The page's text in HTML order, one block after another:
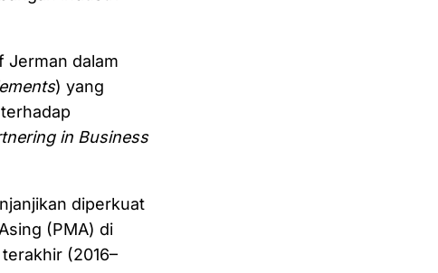
Jerman dalam
) yang
in Business
diperkuat
(PMA) di
(2016–